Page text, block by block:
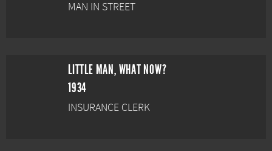
MAN IN STREET
LITTLE MAN, WHAT NOW?
1934
INSURANCE CLERK